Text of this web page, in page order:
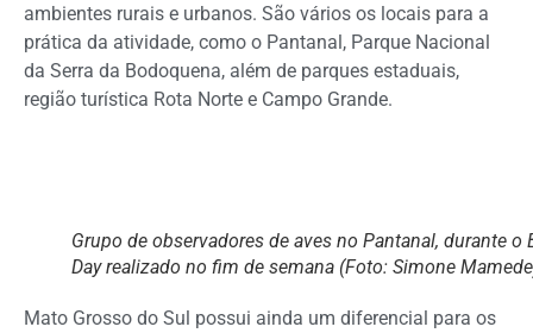
ambientes rurais e urbanos. São vários os locais para a
prática da atividade, como o Pantanal, Parque Nacional
da Serra da Bodoquena, além de parques estaduais,
região turística Rota Norte e Campo Grande.
Grupo de observadores de aves no Pantanal, durante o
Day realizado no fim de semana (Foto: Simone
Mato Grosso do Sul possui ainda um diferencial para os